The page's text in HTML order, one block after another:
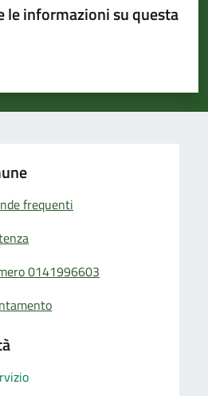
le informazioni su questa
su 5
su 5
5
frequenti
0141996603